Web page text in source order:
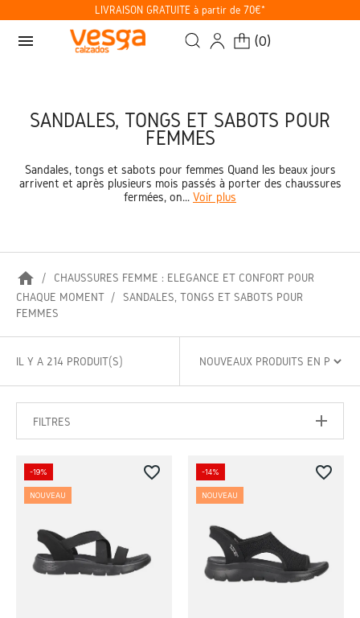
LIVRAISON GRATUITE à partir de 70€*
menu (0)
SANDALES, TONGS ET SABOTS POUR
FEMMES
Sandales, tongs et sabots pour femmes Quand les beaux jours
arrivent et après plusieurs mois passés à porter des chaussures
fermées, on... Voir plus
home
CHAUSSURES FEMME : ÉLÉGANCE ET CONFORT POUR
CHAQUE MOMENT
SANDALES, TONGS ET SABOTS POUR
FEMMES
IL Y A 214 PRODUIT(S)
FILTRES
-19%
NOUVEAU
favorite_border -14%
NOUVEAU
favorite_border